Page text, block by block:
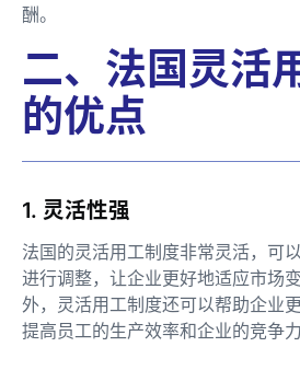
酬。
二、法国灵活
的优点
1. 灵活性强
法国的灵活用工制度非常灵活，可
进行调整，让企业更好地适应市场
外，灵活用工制度还可以帮助企业
提高员工的生产效率和企业的竞争力